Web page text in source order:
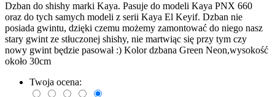
Dzban do shishy marki Kaya. Pasuje do modeli Kaya PNX 660
oraz do tych samych modeli z serii Kaya El Keyif. Dzban nie
posiada gwintu, dzięki czemu możemy zamontować do niego nasz
stary gwint ze stłuczonej shishy, nie martwiąc się przy tym czy
nowy gwint będzie pasował :) Kolor dzbana Green Neon,wysokość
około 30cm
Twoja ocena: